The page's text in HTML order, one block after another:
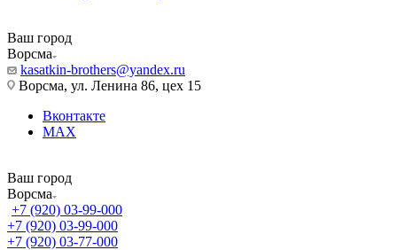
Ваш город
Ворсма
kasatkin-brothers@yandex.ru
Ворсма, ул. Ленина 86, цех 15
Вконтакте
MAX
Ваш город
Ворсма
+7 (920) 03-99-000
+7 (920) 03-99-000
+7 (920) 03-77-000